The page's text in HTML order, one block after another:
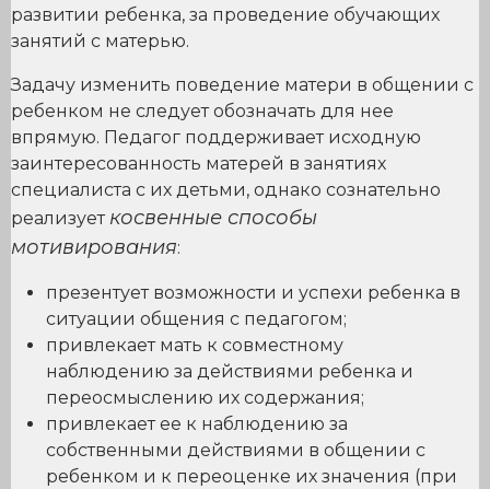
развитии ребенка, за проведение обучающих
занятий с матерью.
Задачу изменить поведение матери в общении с
ребенком не следует обозначать для нее
впрямую. Педагог поддерживает исходную
заинтересованность матерей в занятиях
специалиста с их детьми, однако сознательно
реализует косвенные способы
мотивирования:
презентует возможности и успехи ребенка в
ситуации общения с педагогом;
привлекает мать к совместному
наблюдению за действиями ребенка и
переосмыслению их содержания;
привлекает ее к наблюдению за
собственными действиями в общении с
ребенком и к переоценке их значения (при